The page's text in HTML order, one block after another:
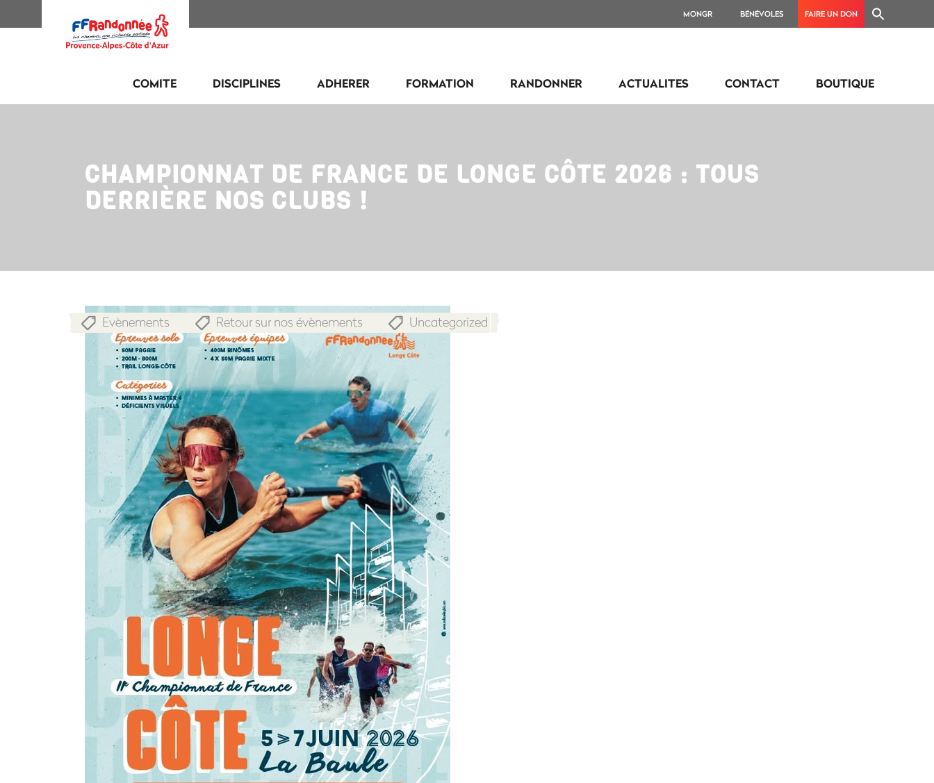
MONGR BÉNÉVOLES FAIRE UN DON
COMITE DISCIPLINES ADHERER FORMATION RANDONNER ACTUALITES CONTACT BOUTIQUE
CHAMPIONNAT DE FRANCE DE LONGE CÔTE 2026 : TOUS
DERRIÈRE NOS CLUBS !
Evènements Retour sur nos évènements Uncategorized